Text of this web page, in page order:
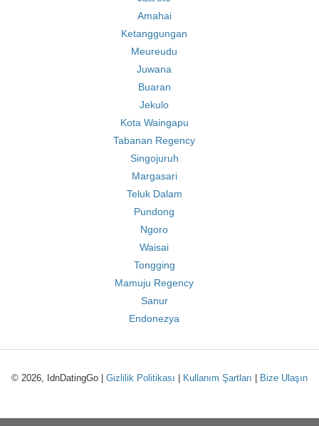
Amahai
Ketanggungan
Meureudu
Juwana
Buaran
Jekulo
Kota Waingapu
Tabanan Regency
Singojuruh
Margasari
Teluk Dalam
Pundong
Ngoro
Waisai
Tongging
Mamuju Regency
Sanur
Endonezya
© 2026, IdnDatingGo | Gizlilik Politikası Kullanım Şartları Bize Ulaşın